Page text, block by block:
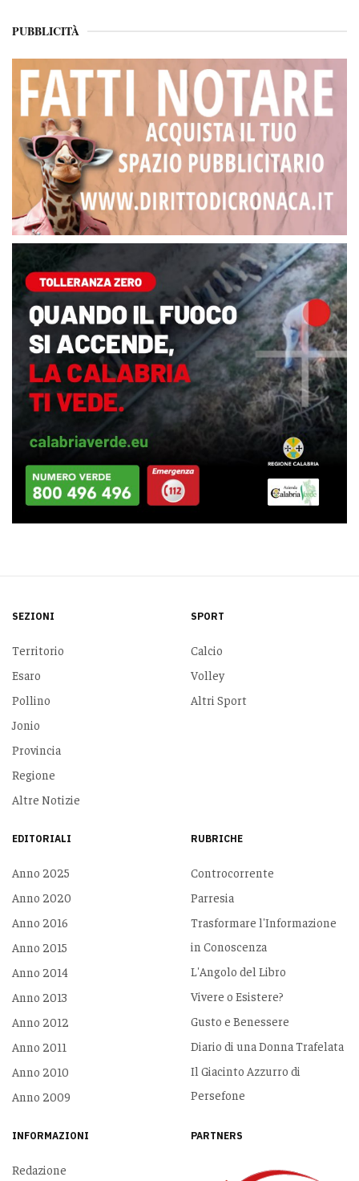
PUBBLICITÀ
SEZIONI
Territorio
Esaro
Pollino
Jonio
Provincia
Regione
Altre Notizie
SPORT
Calcio
Volley
Altri Sport
EDITORIALI
Anno 2025
Anno 2020
Anno 2016
Anno 2015
Anno 2014
Anno 2013
Anno 2012
Anno 2011
Anno 2010
Anno 2009
RUBRICHE
Controcorrente
Parresia
Trasformare l'Informazione
in Conoscenza
L'Angolo del Libro
Vivere o Esistere?
Gusto e Benessere
Diario di una Donna Trafelata
Il Giacinto Azzurro di
Persefone
INFORMAZIONI
Redazione
PARTNERS